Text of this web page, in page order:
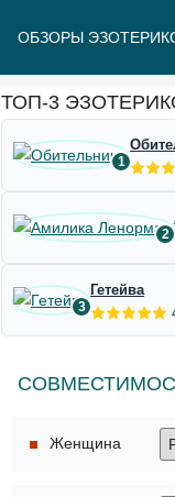
ОБЗОРЫ
ТОП-3
1
2
3
Гетейва
Женщина